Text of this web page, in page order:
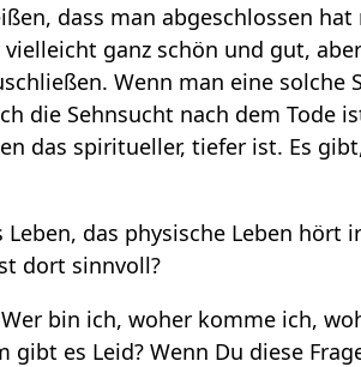
dass man abgeschlossen
ganz schön und gut,
Wenn man eine solche
die Sehnsucht nach dem Tode
das spiritueller, tiefer ist. Es
das physische Leben hört
dort sinnvoll?
bin ich, woher komme ich,
gibt es Leid? Wenn Du diese